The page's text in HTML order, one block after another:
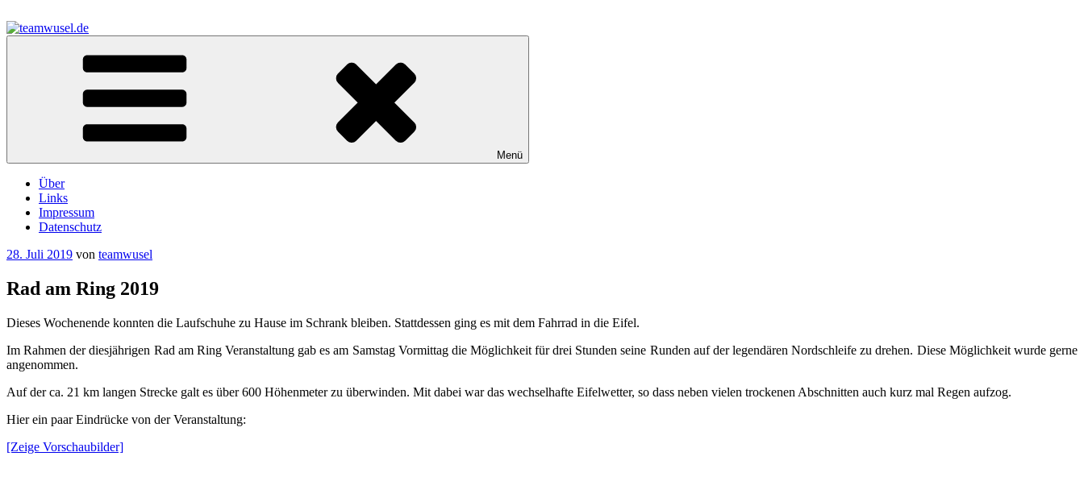
Inhalt
springen
das V steht für Wusel…
Menü
Über
Links
Impressum
Datenschutz
Veröffentlicht
28. Juli 2019 von teamwusel
Rad am Ring 2019
Dieses Wochenende konnten die Laufschuhe zu Hause im Schrank bleiben. Stattdessen ging es mit dem Fahrrad in die Eifel.
Im Rahmen der diesjährigen Rad am Ring Veranstaltung gab es am Samstag Vormittag die Möglichkeit für drei Stunden seine Runden auf der legendären Nordschleife zu drehen. Diese Möglichkeit wurde gerne
angenommen.
Auf der ca. 21 km langen Strecke galt es über 600 Höhenmeter zu überwinden. Mit dabei war das wechselhafte Eifelwetter, so dass neben vielen trockenen Abschnitten auch kurz mal Regen aufzog.
Hier ein paar Eindrücke von der Veranstaltung:
[Zeige Vorschaubilder]